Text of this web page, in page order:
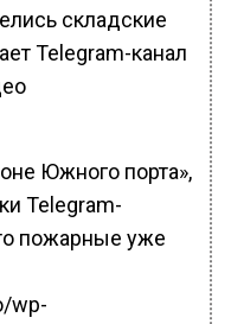
складские
Telegram-канал
Южного порта»,
Telegram-
пожарные уже
wp-